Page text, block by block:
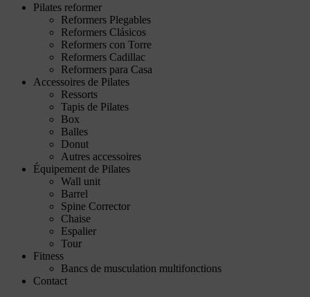
Pilates reformer
Reformers Plegables
Reformers Clásicos
Reformers con Torre
Reformers Cadillac
Reformers para Casa
Accessoires de Pilates
Ressorts
Tapis de Pilates
Box
Balles
Donut
Autres accessoires
Équipement de Pilates
Wall unit
Barrel
Spine Corrector
Chaise
Espalier
Tour
Fitness
Bancs de musculation multifonctions
Contact